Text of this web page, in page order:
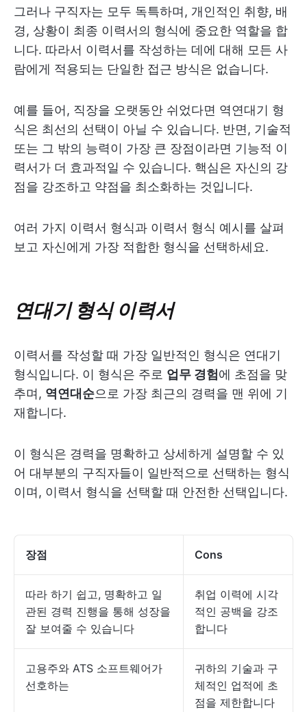
그러나 구직자는 모두 독특하며, 개인적인 취향, 배
경, 상황이 최종 이력서의 형식에 중요한 역할을 합
니다. 따라서 이력서를 작성하는 데에 대해 모든 사
람에게 적용되는 단일한 접근 방식은 없습니다.
예를 들어, 직장을 오랫동안 쉬었다면 역연대기 형
식은 최선의 선택이 아닐 수 있습니다. 반면, 기술적
또는 그 밖의 능력이 가장 큰 장점이라면 기능적 이
력서가 더 효과적일 수 있습니다. 핵심은 자신의 강
점을 강조하고 약점을 최소화하는 것입니다.
여러 가지 이력서 형식과 이력서 형식 예시를 살펴
보고 자신에게 가장 적합한 형식을 선택하세요.
연대기 형식 이력서
이력서를 작성할 때 가장 일반적인 형식은 연대기
형식입니다. 이 형식은 주로 업무 경험에 초점을 맞
추며, 역연대순으로 가장 최근의 경력을 맨 위에 기
재합니다.
이 형식은 경력을 명확하고 상세하게 설명할 수 있
어 대부분의 구직자들이 일반적으로 선택하는 형식
이며, 이력서 형식을 선택할 때 안전한 선택입니다.
장점 Cons
따라 하기 쉽고, 명확하고 일
관된 경력 진행을 통해 성장을
잘 보여줄 수 있습니다
취업 이력에 시각
적인 공백을 강조
합니다
고용주와 ATS 소프트웨어가
선호하는
귀하의 기술과 구
체적인 업적에 초
점을 제한합니다